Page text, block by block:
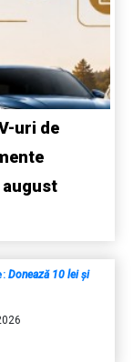
uri de
august
Donează 10 lei și